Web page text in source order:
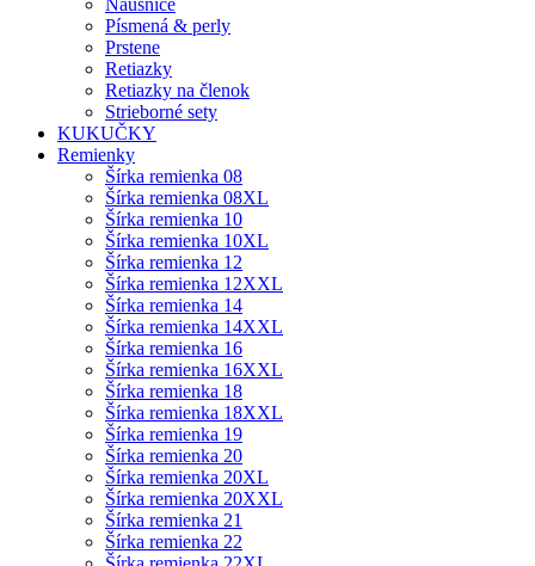
Náušnice
Písmená & perly
Prstene
Retiazky
Retiazky na členok
Strieborné sety
KUKUČKY
Remienky
Šírka remienka 08
Šírka remienka 08XL
Šírka remienka 10
Šírka remienka 10XL
Šírka remienka 12
Šírka remienka 12XXL
Šírka remienka 14
Šírka remienka 14XXL
Šírka remienka 16
Šírka remienka 16XXL
Šírka remienka 18
Šírka remienka 18XXL
Šírka remienka 19
Šírka remienka 20
Šírka remienka 20XL
Šírka remienka 20XXL
Šírka remienka 21
Šírka remienka 22